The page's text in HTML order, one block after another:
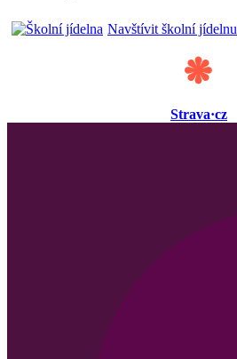
Navštívit školní jídelnu
Strava·cz